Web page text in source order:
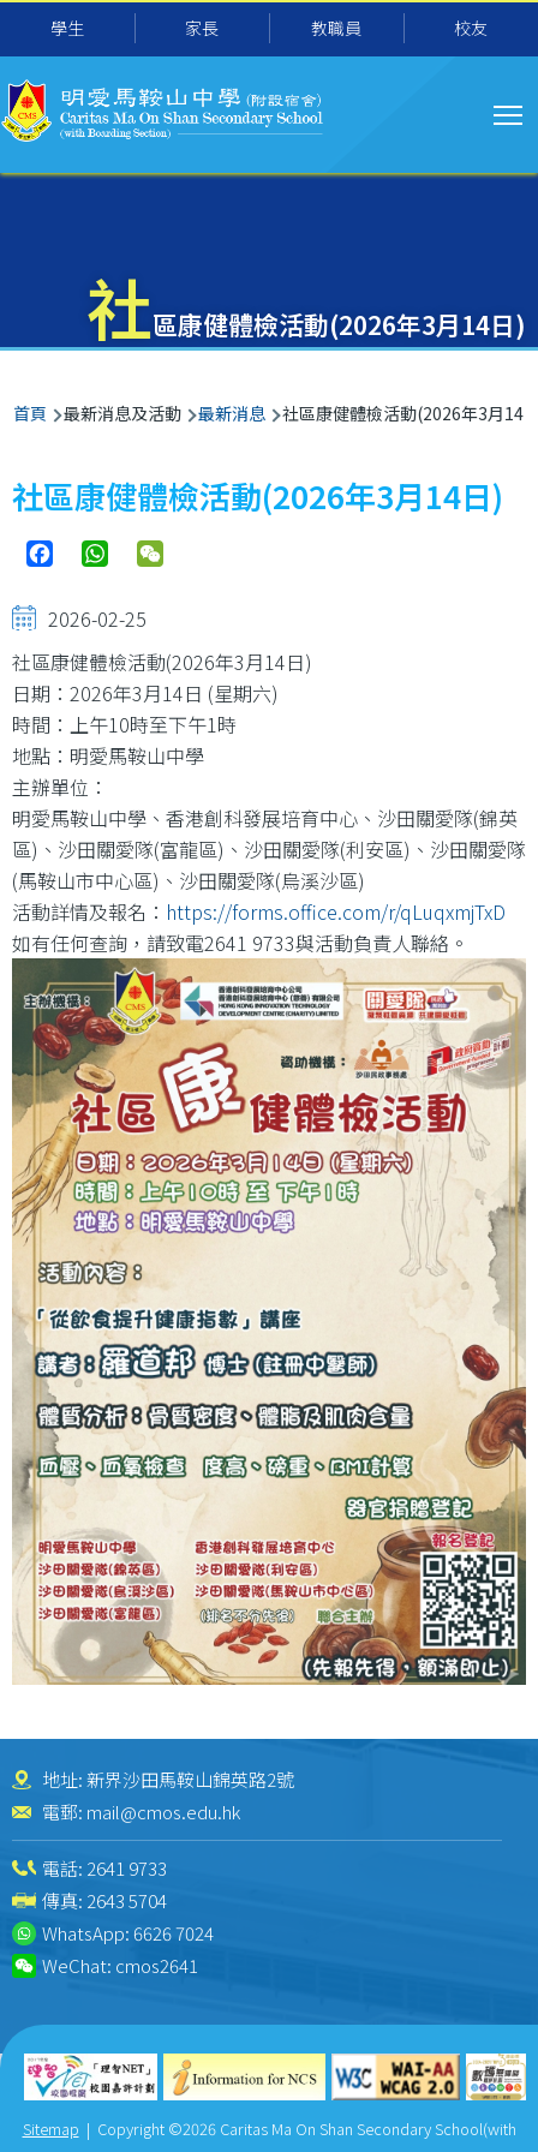
移至主內容
學生 家長 教職員 校友
导
航
社區康健體檢活動(2026年3月14日)
導
航
連
結
首頁 最新消息及活動 最新消息 社區康健體檢活動(2026年3月14
社區康健體檢活動(2026年3月14日)
FacebookWhatsApp
2026-02-25
社區康健體檢活動(2026年3月14日)
日期：2026年3月14日 (星期六)
時間：上午10時至下午1時
地點：明愛馬鞍山中學
主辦單位：
明愛馬鞍山中學、香港創科發展培育中心、沙田關愛隊(錦英
區)、沙田關愛隊(富龍區)、沙田關愛隊(利安區)、沙田關愛隊
(馬鞍山市中心區)、沙田關愛隊(烏溪沙區)
活動詳情及報名： https://forms.office.com/r/qLuqxmjTxD
如有任何查詢，請致電2641 9733與活動負責人聯絡。
地址: 新界沙田馬鞍山錦英路2號
電郵: mail@cmos.edu.hk
電話: 2641 9733
傳真: 2643 5704
WhatsApp:6626 7024
WeChat: cmos2641
Sitemap | Copyright ©2026 Caritas Ma On Shan Secondary School(with